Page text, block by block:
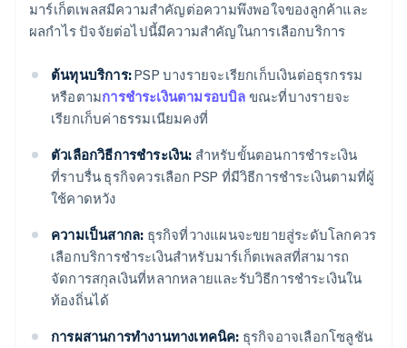
มาร์เก็ตเพลสมีความสำคัญต่อความพึงพอใจของลูกค้าและ
ผลกำไร ปัจจัยต่อไปนี้มีความสำคัญในการเลือกบริการ
ต้นทุนบริการ:PSP บางรายจะเรียกเก็บเงินต่อธุรกรรม
หรือตามการชำระเงินตามรอบบิล ขณะที่บางรายจะ
เรียกเก็บค่าธรรมเนียมคงที่
ตัวเลือกวิธีการชำระเงิน: สำหรับขั้นตอนการชำระเงิน
ที่ราบรื่น ธุรกิจควรเลือก PSP ที่มีวิธีการชำระเงินตามที่ผู้
ใช้คาดหวัง
ความเป็นสากล: ธุรกิจที่วางแผนจะขยายสู่ระดับโลกควร
เลือกบริการชำระเงินสำหรับมาร์เก็ตเพลสที่สามารถ
จัดการสกุลเงินที่หลากหลายและรับวิธีการชำระเงินใน
ท้องถิ่นได้
การผสานการทำงานทางเทคนิค: ธุรกิจอาจเลือกโซลูชัน